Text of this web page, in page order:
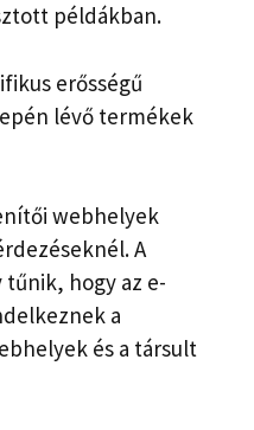
példákban.
erősségű
lévő termékek
webhelyek
A
hogy az e-
a
és a társult